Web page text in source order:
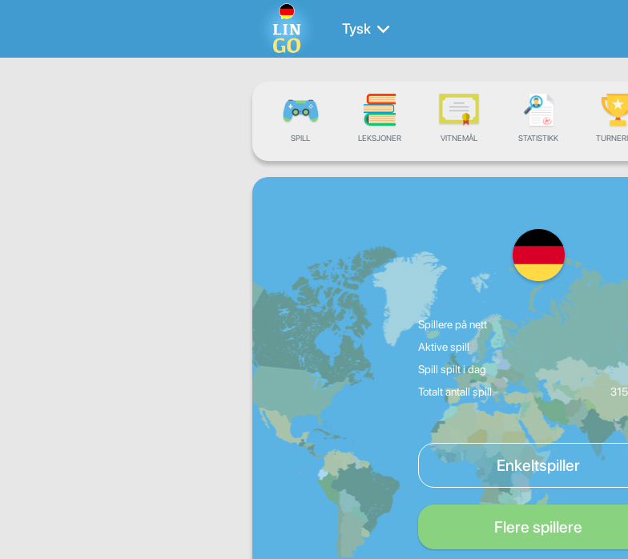
Tysk
SPILL LEKSJONER VITNEMÅL STATISTIKK
Spillere på nett
Aktive spill
Spill spilt i dag
Totalt antall spill
Enkeltspiller
Flere spillere